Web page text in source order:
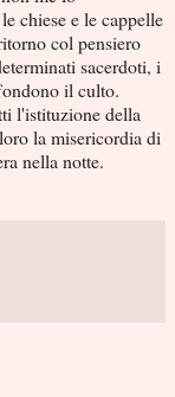
chiese e le cappelle
col pensiero
sacerdoti, i
il culto.
l'istituzione della
la misericordia di
nella notte.